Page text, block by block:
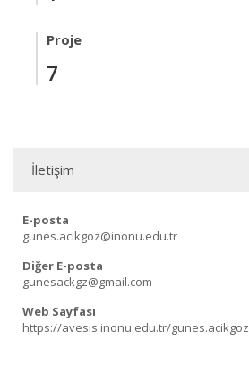
Proje
7
İletişim
E-posta
gunes.acikgoz@inonu.edu.tr
Diğer E-posta
gunesackgz@gmail.com
Web Sayfası
https://avesis.inonu.edu.tr/gunes.acikgoz